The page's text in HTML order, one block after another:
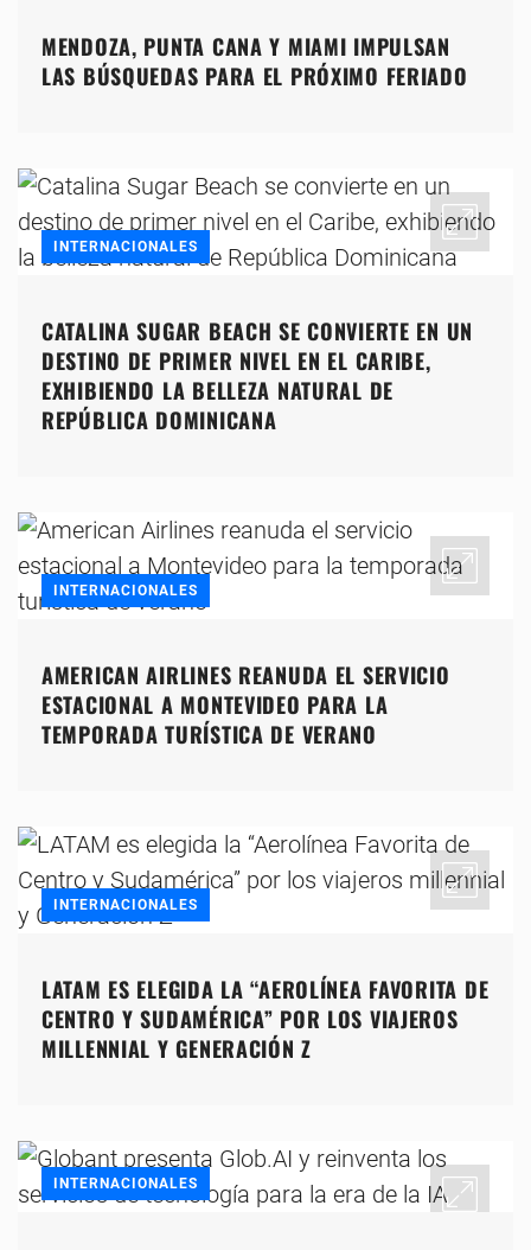
MENDOZA, PUNTA CANA Y MIAMI IMPULSAN
LAS BÚSQUEDAS PARA EL PRÓXIMO FERIADO
INTERNACIONALES
CATALINA SUGAR BEACH SE CONVIERTE EN UN
DESTINO DE PRIMER NIVEL EN EL CARIBE,
EXHIBIENDO LA BELLEZA NATURAL DE
REPÚBLICA DOMINICANA
INTERNACIONALES
AMERICAN AIRLINES REANUDA EL SERVICIO
ESTACIONAL A MONTEVIDEO PARA LA
TEMPORADA TURÍSTICA DE VERANO
INTERNACIONALES
LATAM ES ELEGIDA LA “AEROLÍNEA FAVORITA DE
CENTRO Y SUDAMÉRICA” POR LOS VIAJEROS
MILLENNIAL Y GENERACIÓN Z
INTERNACIONALES